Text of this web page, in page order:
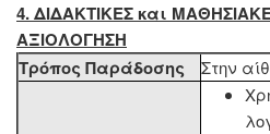
4. ΔΙΔΑΚΤΙΚΕΣ και
ΑΞΙΟΛΟΓΗΣΗ
Τρόπος Παράδοσης
Στην